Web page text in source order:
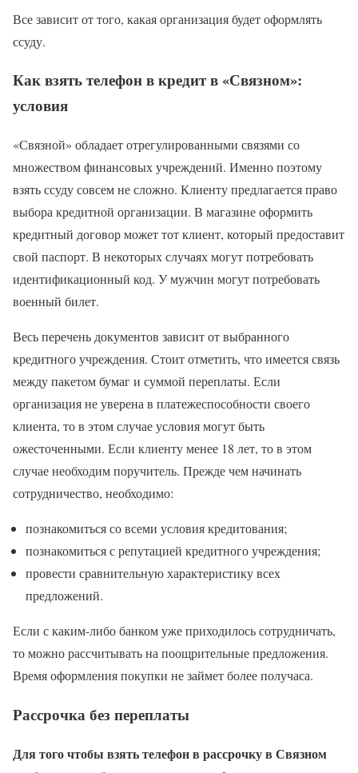
Все зависит от того, какая организация будет оформлять
ссуду.
Как взять телефон в кредит в «Связном»:
условия
«Связной» обладает отрегулированными связями со
множеством финансовых учреждений. Именно поэтому
взять ссуду совсем не сложно. Клиенту предлагается право
выбора кредитной организации. В магазине оформить
кредитный договор может тот клиент, который предоставит
свой паспорт. В некоторых случаях могут потребовать
идентификационный код. У мужчин могут потребовать
военный билет.
Весь перечень документов зависит от выбранного
кредитного учреждения. Стоит отметить, что имеется связь
между пакетом бумаг и суммой переплаты. Если
организация не уверена в платежеспособности своего
клиента, то в этом случае условия могут быть
ожесточенными. Если клиенту менее 18 лет, то в этом
случае необходим поручитель. Прежде чем начинать
сотрудничество, необходимо:
познакомиться со всеми условия кредитования;
познакомиться с репутацией кредитного учреждения;
провести сравнительную характеристику всех
предложений.
Если с каким-либо банком уже приходилось сотрудничать,
то можно рассчитывать на поощрительные предложения.
Время оформления покупки не займет более получаса.
Рассрочка без переплаты
Для того чтобы взять телефон в рассрочку в Связном